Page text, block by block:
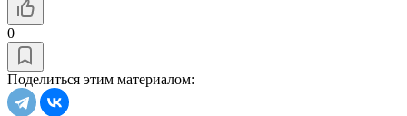
0
Поделиться этим материалом: